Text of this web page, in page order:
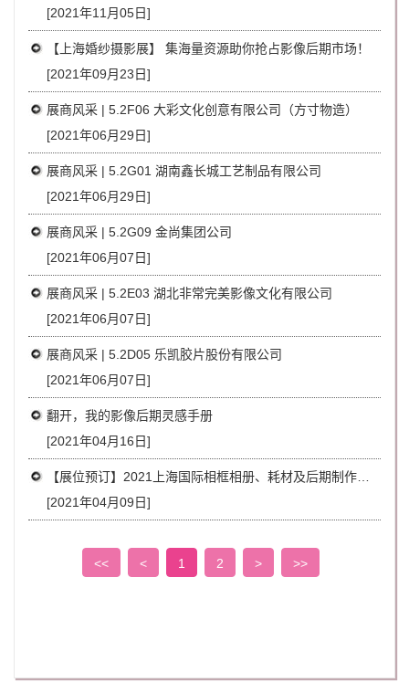
[2021年11月05日]
【上海婚纱摄影展】 集海量资源助你抢占影像后期市场！
[2021年09月23日]
展商风采 | 5.2F06 大彩文化创意有限公司（方寸物造）
[2021年06月29日]
展商风采 | 5.2G01 湖南鑫长城工艺制品有限公司
[2021年06月29日]
展商风采 | 5.2G09 金尚集团公司
[2021年06月07日]
展商风采 | 5.2E03 湖北非常完美影像文化有限公司
[2021年06月07日]
展商风采 | 5.2D05 乐凯胶片股份有限公司
[2021年06月07日]
翻开，我的影像后期灵感手册
[2021年04月16日]
【展位预订】2021上海国际相框相册、耗材及后期制作展览会
[2021年04月09日]
<< < 1 2 > >>